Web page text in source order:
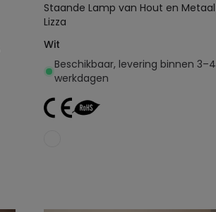
Staande Lamp van Hout en Metaal
Lizza
Wit
Beschikbaar, levering binnen 3–4
werkdagen